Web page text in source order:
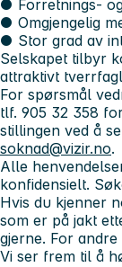
● Forretnings-
● Omgjengelig
● Stor grad av
Selskapet tilbyr
attraktivt
For spørsmål
tlf. 905 32 358
stillingen ved å
soknad@vizir.no.
Alle
konfidensielt.
Hvis du kjenner
som er på jakt
gjerne. For
Vi ser frem til å